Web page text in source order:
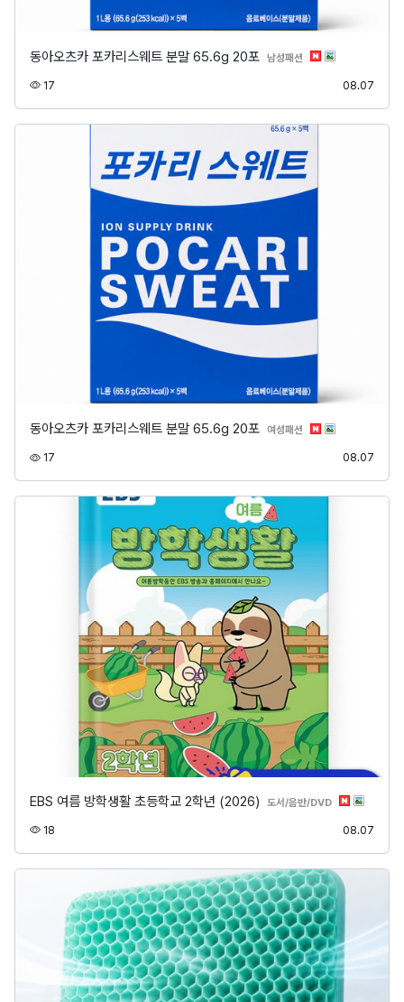
동아오츠카 포카리스웨트 분말 65.6g 20포 남성패션 분류
17 08.07
동아오츠카 포카리스웨트 분말 65.6g 20포 여성패션 분류
17 08.07
EBS 여름 방학생활 초등학교 2학년 (2026) 도서/음반/DVD분류
18 08.07